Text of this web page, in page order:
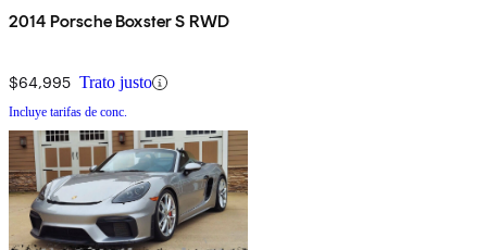
2014 Porsche Boxster S RWD
$64,995 Trato justo
Incluye tarifas de conc.